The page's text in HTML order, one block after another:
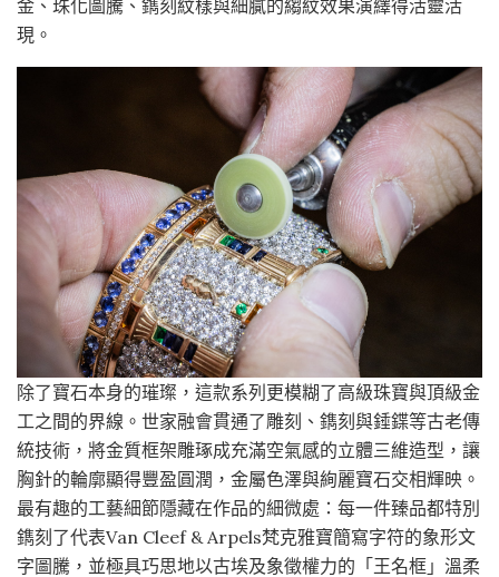
金、珠化圖騰、鐫刻紋樣與細膩的縐紋效果演繹得活靈活
現。
除了寶石本身的璀璨，這款系列更模糊了高級珠寶與頂級金
工之間的界線。世家融會貫通了雕刻、鐫刻與錘鍱等古老傳
統技術，將金質框架雕琢成充滿空氣感的立體三維造型，讓
胸針的輪廓顯得豐盈圓潤，金屬色澤與絢麗寶石交相輝映。
最有趣的工藝細節隱藏在作品的細微處：每一件臻品都特別
鐫刻了代表Van Cleef & Arpels梵克雅寶簡寫字符的象形文
字圖騰，並極具巧思地以古埃及象徵權力的「王名框」溫柔